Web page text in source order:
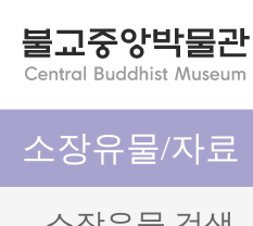
소장유물/자료